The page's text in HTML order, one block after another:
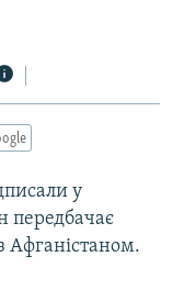
у
передбачає
Афганістаном.